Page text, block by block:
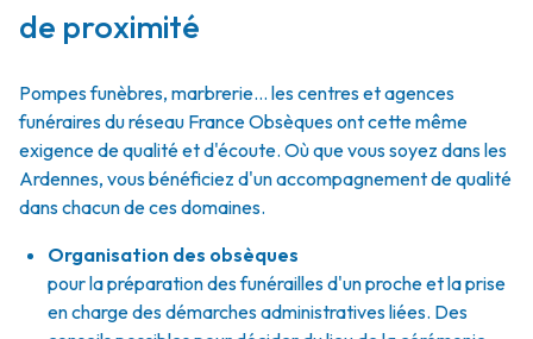
de proximité
Pompes funèbres, marbrerie… les centres et agences
funéraires du réseau France Obsèques ont cette même
exigence de qualité et d'écoute. Où que vous soyez dans les
Ardennes, vous bénéficiez d'un accompagnement de qualité
dans chacun de ces domaines.
Organisation des obsèques
pour la préparation des funérailles d'un proche et la prise
en charge des démarches administratives liées. Des